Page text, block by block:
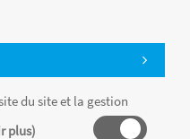
du site et la gestion
plus)